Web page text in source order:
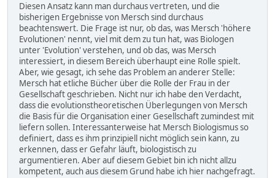
Diesen Ansatz kann man durchaus vertreten, und die
bisherigen Ergebnisse von Mersch sind durchaus
beachtenswert. Die Frage ist nur, ob das, was Mersch 'höhere
Evolutionen' nennt, viel mit dem zu tun hat, was Biologen
unter 'Evolution' verstehen, und ob das, was Mersch
interessiert, in diesem Bereich überhaupt eine Rolle spielt.
Aber, wie gesagt, ich sehe das Problem an anderer Stelle:
Mersch hat etliche Bücher über die Rolle der Frau in der
Gesellschaft geschrieben. Nicht nur ich habe den Verdacht,
dass die evolutionstheoretischen Überlegungen von Mersch
die Basis für die Organisation einer Gesellschaft zumindest mit
liefern sollen. Interessanterweise hat Mersch Biologismus so
definiert, dass es ihm prinzipiell nicht möglich sein kann, zu
erkennen, dass er Gefahr läuft, biologistisch zu
argumentieren. Aber auf diesem Gebiet bin ich nicht allzu
kompetent, auch aus diesem Grund habe ich hier nachgefragt.